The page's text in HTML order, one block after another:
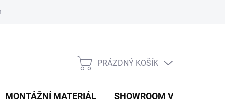
podmínky
NÁKUPNÍ
PRÁZDNÝ KOŠÍK
MONTÁŽNÍ MATERIÁL SHOWROOM V PRAZE